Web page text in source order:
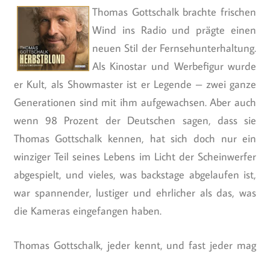
Thomas Gottschalk brachte frischen
Wind ins Radio und prägte einen
neuen Stil der Fernsehunterhaltung.
Als Kinostar und Werbefigur wurde
er Kult, als Showmaster ist er Legende – zwei ganze
Generationen sind mit ihm aufgewachsen. Aber auch
wenn 98 Prozent der Deutschen sagen, dass sie
Thomas Gottschalk kennen, hat sich doch nur ein
winziger Teil seines Lebens im Licht der Scheinwerfer
abgespielt, und vieles, was backstage abgelaufen ist,
war spannender, lustiger und ehrlicher als das, was
die Kameras eingefangen haben.
Thomas Gottschalk, jeder kennt, und fast jeder mag